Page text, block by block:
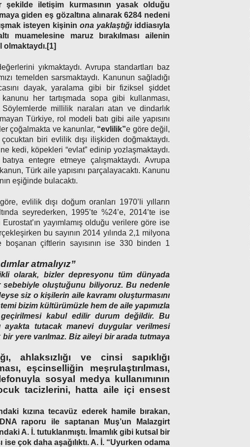
iletişim kurmasının yasak olduğu
giden eş gözaltına alınarak 6284 nedeni
isteyen kişinin ona yaklaştığı iddiasıyla
muamelesine maruz bırakılması ailenin
olmaktaydı.[1]
yıkmaktaydı. Avrupa standartları baz
temelden sarsmaktaydı. Kanunun sağladığı
dayak, yaralama gibi bir fiziksel şiddet
her tartışmada sopa gibi kullanması,
millilik naraları atan ve dindarlık
Türkiye, rol modeli batı gibi aile yapısını
çoğalmakta ve kanunlar, “evlilik”e göre değil,
biri evlilik dışı ilişkiden doğmaktaydı.
kedi, köpekleri “evlat” edinip yozlaşmaktaydı.
entegre etmeye çalışmaktaydı. Avrupa
Türk aile yapısını parçalayacaktı. Kanunu
eşiğinde bulacaktı.
evlilik dışı doğum oranları 1970’li yılların
seyrederken, 1995’te %24’e, 2014’te ise
yayımlamış olduğu verilere göre ise
bu sayının 2014 yılında 2,1 milyona
boşanan çiftlerin sayısının ise 330 binden 1
atmalıyız”
olarak, bizler depresyonu tüm dünyada
oluştuğunu biliyoruz. Bu nedenle
siz o kişilerin aile kavramı oluşturmasını
bizim kültürümüzle hem de aile yapımızla
geçirilmesi kabul edilir durum değildir. Bu
ayakta tutacak manevi duygular verilmesi
yere varılmaz. Biz aileyi bir arada tutmaya
ahlaksızlığı ve cinsi sapıklığı
eşcinselliğin meşrulaştırılması,
sosyal medya kullanımının
tacizlerini, hatta aile içi ensest
kızına tecavüz ederek hamile bırakan,
raporu ile saptanan Muş’un Malazgirt
A. İ. tutuklanmıştı. İmamlık gibi kutsal bir
çok daha aşağılıktı. A. İ. “Uyurken odama